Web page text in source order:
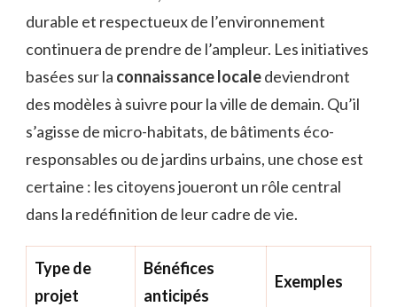
durable et respectueux de l’environnement
continuera de prendre de l’ampleur. Les initiatives
basées sur la connaissance localedeviendront
des modèles à suivre pour la ville de demain. Qu’il
s’agisse de micro-habitats, de bâtiments éco-
responsables ou de jardins urbains, une chose est
certaine : les citoyens joueront un rôle central
dans la redéfinition de leur cadre de vie.
Type de
projet
Bénéfices
anticipés
Exemples